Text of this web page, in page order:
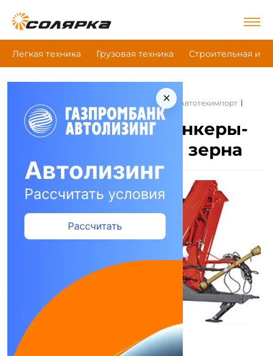
Легкая техника Грузовая техника Строительная и
×
Главная Сельскохозяйственная техника | Автотехимпорт |
Бункеры-перегрузчики для зерна
Автотехимпорт Бункеры-
перегрузчики для зерна
Автотехимпорт GPP-23
Бункеры-перегрузчики для зерна